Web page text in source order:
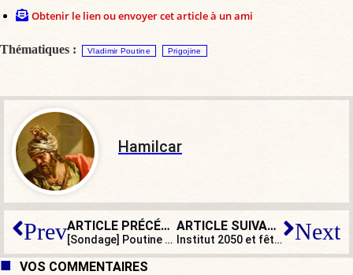
Obtenir le lien ou envoyer cet article à un ami
Thématiques : Vladimir Poutine Prigojine
Hamilcar
Prev ARTICLE PRÉCÉDENT
[Sondage] Poutine va-t-il tenir ?
ARTICLE SUIVANT
Institut 2050 et fête de la Violette : Reconquête reprend l’offensive Next
VOS COMMENTAIRES